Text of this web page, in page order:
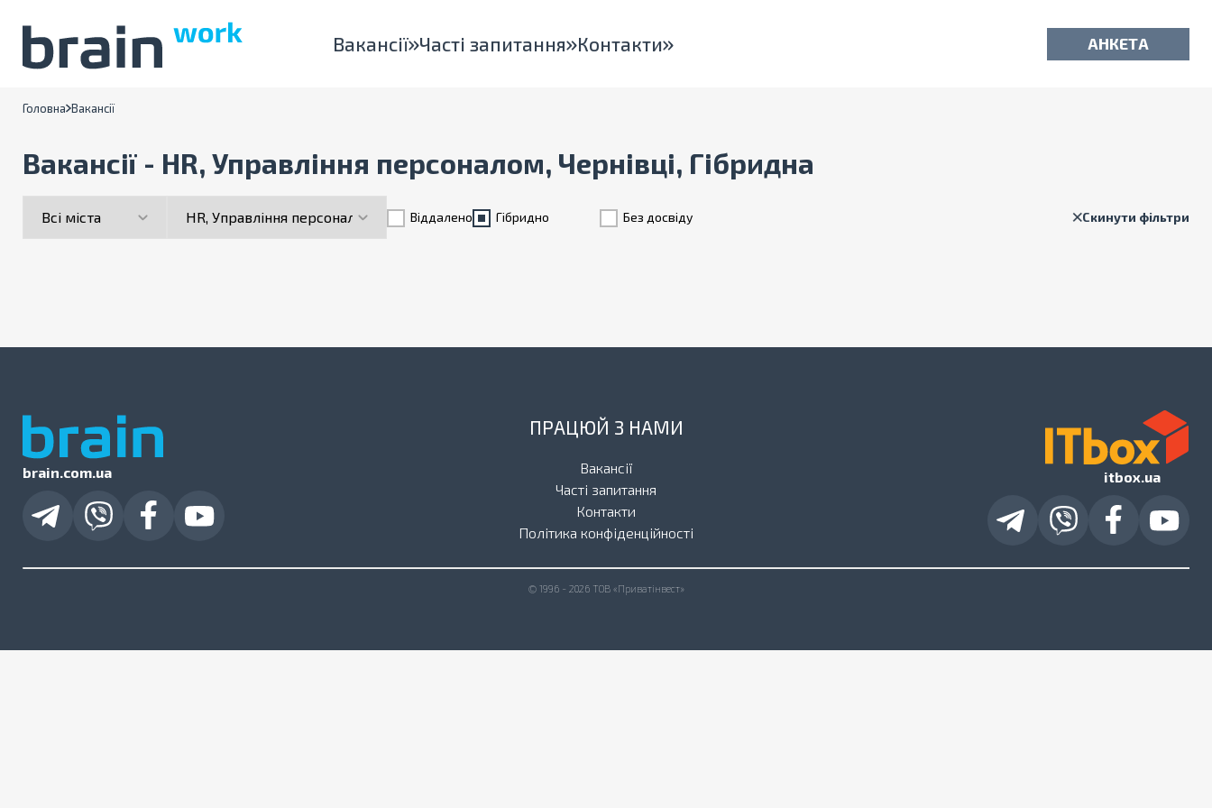
Вакансії Часті запитання Контакти АНКЕТА
Головна Вакансії
Вакансії - HR, Управління персоналом, Чернівці, Гібридна
Віддалено Гiбридно Без досвіду Скинути фільтри
brain.com.ua
ПРАЦЮЙ З НАМИ
Вакансії
Часті запитання
Контакти
Політика конфіденційності
itbox.ua
© 1996 - 2026 ТОВ «Приватінвест»